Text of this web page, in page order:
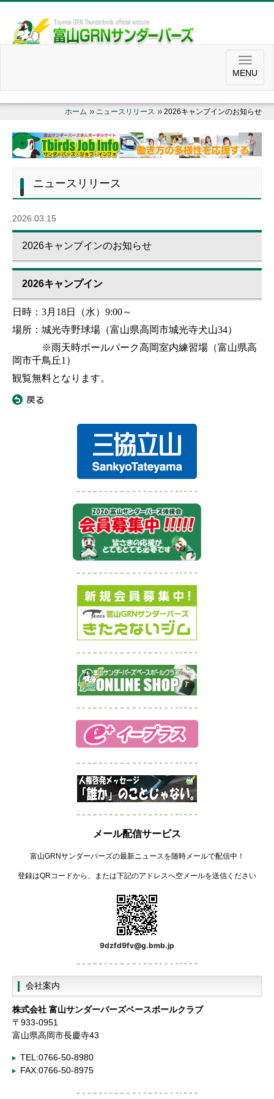
MENU
ホーム ニュースリリース 2026キャンプインのお知らせ
ニュースリリース
2026.03.15
2026キャンプインのお知らせ
2026キャンプイン
日時： 3月 18日 （水） 9:00～
場所：城光寺野球場 （富山県高岡市城光寺犬山34）
※雨天時ボールパーク高岡室内練習場（富山県高
岡市千鳥丘1 ）
観覧無料となります。
メール配信サービス
富山GRNサンダーバーズの最新ニュースを随時メールで配信中！
登録はQRコードから、または下記のアドレスへ空メールを送信ください
9dzfd9fv@g.bmb.jp
会社案内
株式会社 富山サンダーバーズベースボールクラブ
〒933-0951
富山県高岡市長慶寺43
TEL:0766-50-8980
FAX:0766-50-8975